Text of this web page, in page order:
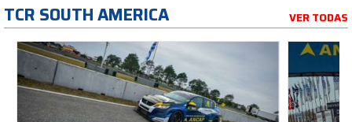
TCR SOUTH AMERICA VER TODAS